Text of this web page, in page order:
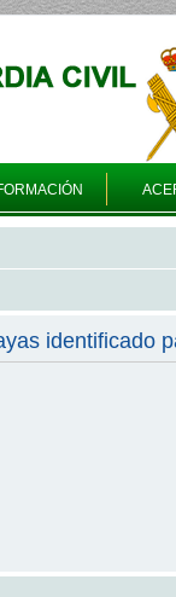
identificado